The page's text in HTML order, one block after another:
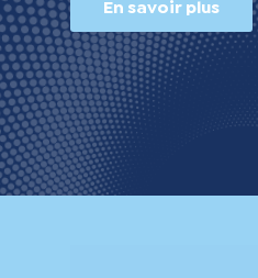
En savoir plus
Sweden (Swedish)
Switzerland (Deutsch)
Switzerland (French)